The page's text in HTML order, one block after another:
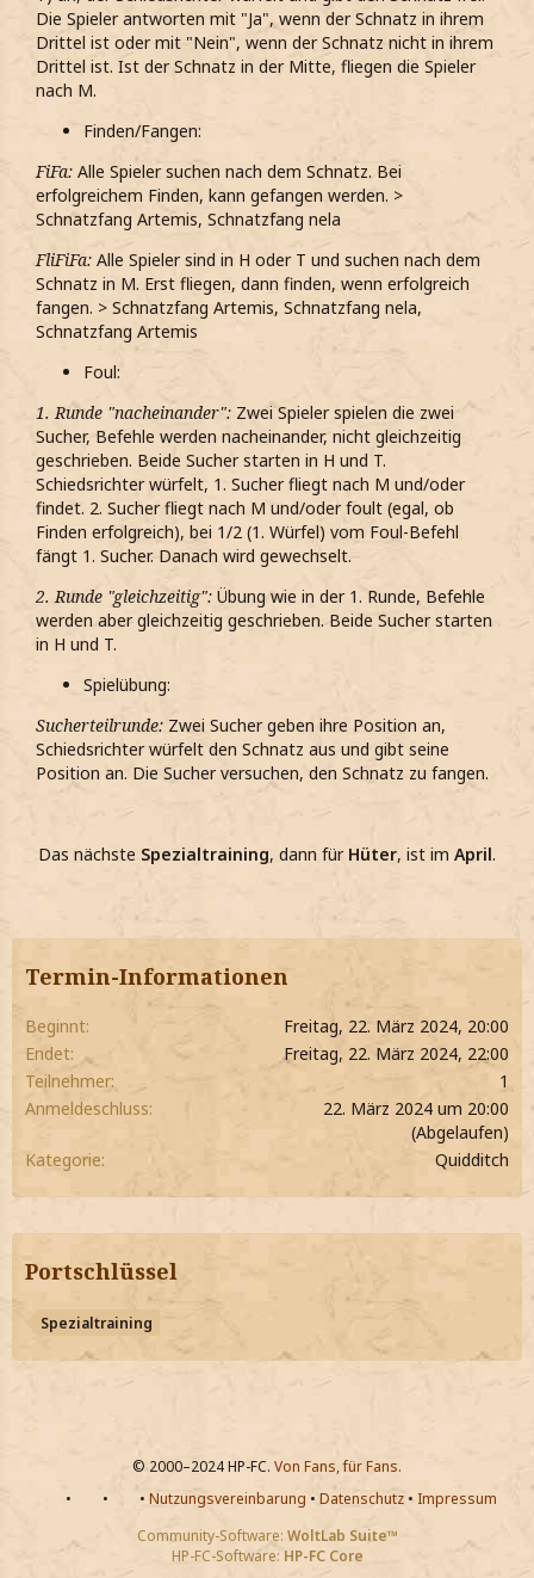
Die Spieler antworten mit "Ja", wenn der Schnatz in ihrem
Drittel ist oder mit "Nein", wenn der Schnatz nicht in ihrem
Drittel ist. Ist der Schnatz in der Mitte, fliegen die Spieler
nach M.
Finden/Fangen:
FiFa: Alle Spieler suchen nach dem Schnatz. Bei
erfolgreichem Finden, kann gefangen werden. >
Schnatzfang Artemis, Schnatzfang nela
FliFiFa: Alle Spieler sind in H oder T und suchen nach dem
Schnatz in M. Erst fliegen, dann finden, wenn erfolgreich
fangen. > Schnatzfang Artemis, Schnatzfang nela,
Schnatzfang Artemis
Foul:
1. Runde "nacheinander": Zwei Spieler spielen die zwei
Sucher, Befehle werden nacheinander, nicht gleichzeitig
geschrieben. Beide Sucher starten in H und T.
Schiedsrichter würfelt, 1. Sucher fliegt nach M und/oder
findet. 2. Sucher fliegt nach M und/oder foult (egal, ob
Finden erfolgreich), bei 1/2 (1. Würfel) vom Foul-Befehl
fängt 1. Sucher. Danach wird gewechselt.
2. Runde "gleichzeitig": Übung wie in der 1. Runde, Befehle
werden aber gleichzeitig geschrieben. Beide Sucher starten
in H und T.
Spielübung:
Sucherteilrunde: Zwei Sucher geben ihre Position an,
Schiedsrichter würfelt den Schnatz aus und gibt seine
Position an. Die Sucher versuchen, den Schnatz zu fangen.
Das nächste Spezialtraining, dann für Hüter, ist im April.
Termin-Informationen
Beginnt
Freitag, 22. März 2024, 20:00
Endet
Freitag, 22. März 2024, 22:00
Teilnehmer
1
Anmeldeschluss
22. März 2024 um 20:00
(Abgelaufen)
Kategorie
Quidditch
Portschlüssel
Spezialtraining
© 2000–2024 HP-FC. Von Fans, für Fans.
•
• • Nutzungsvereinbarung • Datenschutz• Impressum
Community-Software: WoltLab Suite™
HP-FC-Software: HP-FC Core